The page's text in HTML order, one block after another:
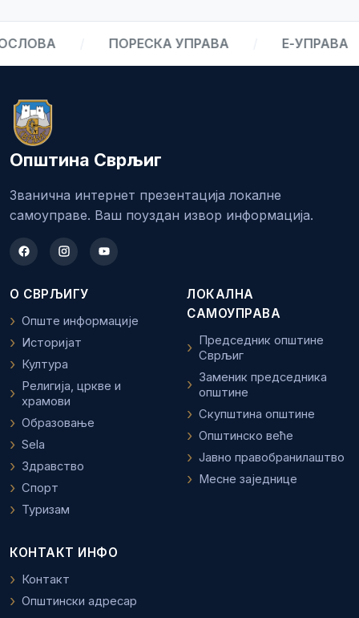
/ ПОРЕСКА УПРАВА / Е-УПРАВА /
Општина Сврљиг
Званична интернет презентација локалне
самоуправе. Ваш поуздан извор информација.
О СВРЉИГУ
Опште информације
Историјат
Култура
Религија, цркве и
храмови
Образовање
Sela
Здравство
Спорт
Туризам
ЛОКАЛНА
САМОУПРАВА
Председник општине
Сврљиг
Заменик председника
општине
Скупштина општине
Општинско веће
Јавно правобранилаштво
Месне заједнице
КОНТАКТ ИНФО
Контакт
Општински адресар